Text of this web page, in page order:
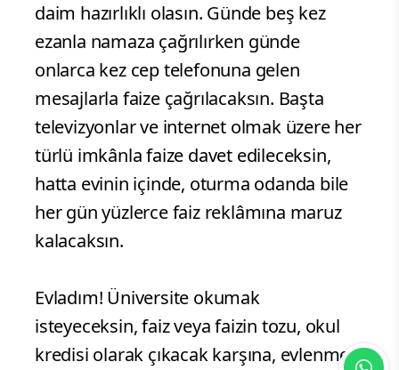
daim hazırlıklı olasın. Günde beş kez
ezanla namaza çağrılırken günde
onlarca kez cep telefonuna gelen
mesajlarla faize çağrılacaksın. Başta
televizyonlar ve internet olmak üzere her
türlü imkânla faize davet edileceksin,
hatta evinin içinde, oturma odanda bile
her gün yüzlerce faiz reklâmına maruz
kalacaksın.
Evladım! Üniversite okumak
isteyeceksin, faiz veya faizin tozu, okul
kredisi olarak çıkacak karşına, evlenmek